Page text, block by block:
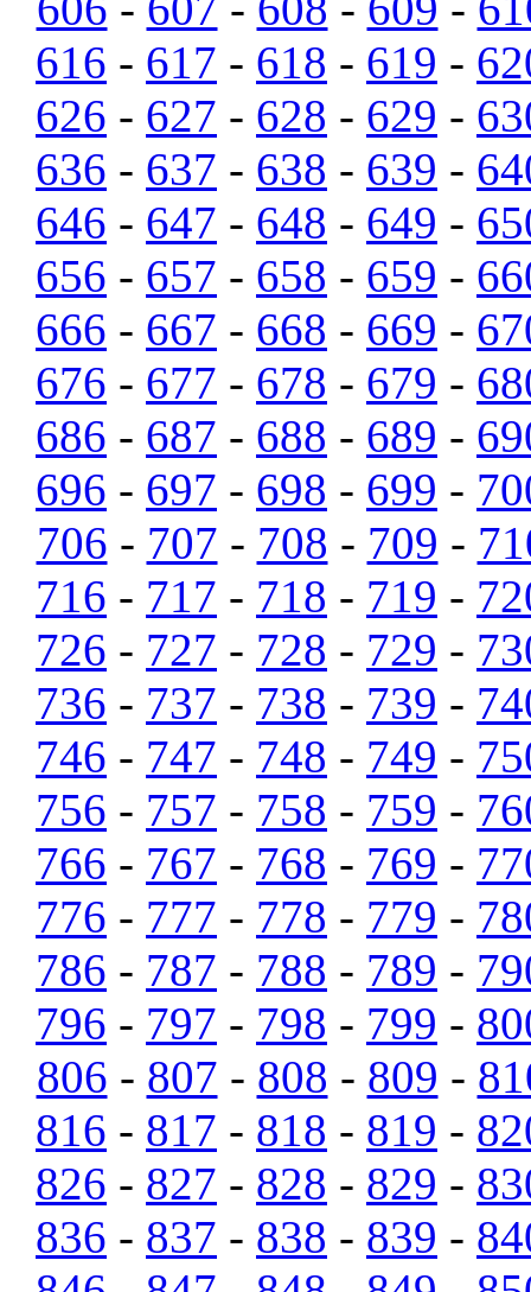
616 - 617 - 618 - 619 -
626 - 627 - 628 - 629 -
636 - 637 - 638 - 639 -
646 - 647 - 648 - 649 -
656 - 657 - 658 - 659 -
666 - 667 - 668 - 669 -
676 - 677 - 678 - 679 -
686 - 687 - 688 - 689 -
696 - 697 - 698 - 699 -
706 - 707 - 708 - 709 -
716 - 717 - 718 - 719 -
726 - 727 - 728 - 729 -
736 - 737 - 738 - 739 -
746 - 747 - 748 - 749 -
756 - 757 - 758 - 759 -
766 - 767 - 768 - 769 -
776 - 777 - 778 - 779 -
786 - 787 - 788 - 789 -
796 - 797 - 798 - 799 -
806 - 807 - 808 - 809 -
816 - 817 - 818 - 819 -
826 - 827 - 828 - 829 -
836 - 837 - 838 - 839 -